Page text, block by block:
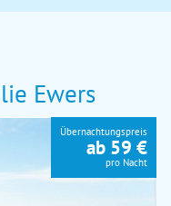
Ewers
Übernachtungspreis
ab 59 €
pro Nacht